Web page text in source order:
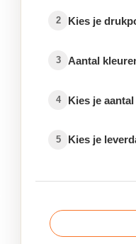
2 Kies je
3 Aantal
4 Kies je aantal
5 Kies je